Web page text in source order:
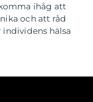
ihåg att
och att råd
individens hälsa